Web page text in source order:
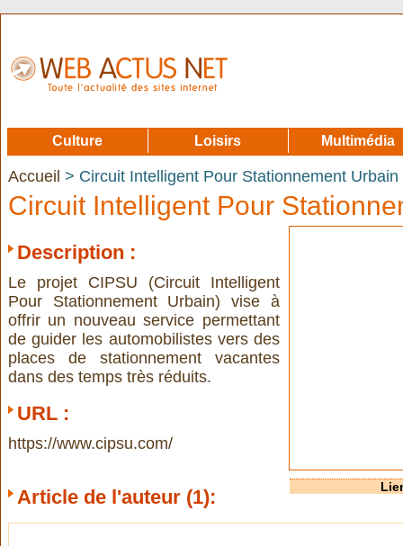
Accueil > Circuit Intelligent Pour Stationnement Urbain
Circuit Intelligent Pour
Description :
Le projet CIPSU (Circuit Intelligent
Pour Stationnement Urbain) vise à
offrir un nouveau service permettant
de guider les automobilistes vers des
places de stationnement vacantes
dans des temps très réduits.
URL :
https://www.cipsu.com/
Article de l'auteur (1):
Culture Loisirs Multimédia